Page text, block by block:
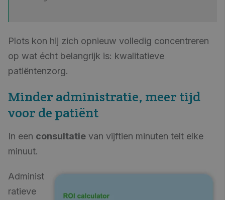
Plots kon hij zich opnieuw volledig concentreren
op wat écht belangrijk is: kwalitatieve
patiëntenzorg.
Minder administratie, meer tijd
voor de patiënt
In een consultatie van vijftien minuten telt elke
minuut.
Administ
ratieve